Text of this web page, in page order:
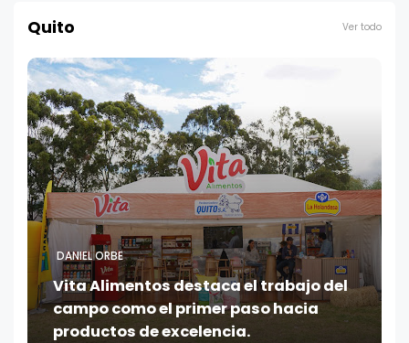
Quito Ver todo
DANIEL ORBE
Vita Alimentos destaca el trabajo del
campo como el primer paso hacia
productos de excelencia.